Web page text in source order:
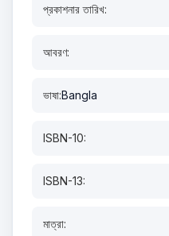
প্রকাশনার তারিখ:
আবরণ:
ভাষা:Bangla
ISBN-10:
ISBN-13:
মাত্রা: